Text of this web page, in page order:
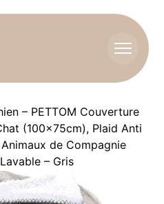
– PETTOM Couverture
(100x75cm), Plaid Anti
de Compagnie
– Gris